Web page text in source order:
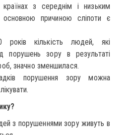
з середнім і низьким
причиною сліпоти є
років кількість людей, які
порушень зору в результаті
значно зменшилася.
порушення зору можна
з порушеннями зору живуть в